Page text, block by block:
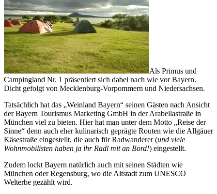
Als Primus und
Campingland Nr. 1 präsentiert sich dabei nach wie vor Bayern.
Dicht gefolgt von Mecklenburg-Vorpommern und Niedersachsen.
Tatsächlich hat das „Weinland Bayern“ seinen Gästen nach Ansicht
der Bayern Tourismus Marketing GmbH in der Arabellastraße in
München viel zu bieten. Hier hat man unter dem Motto „Reise der
Sinne“ denn auch eher kulinarisch geprägte Routen wie die Allgäuer
Käsestraße eingestellt, die auch für Radwanderer (und viele
Wohnmobilisten haben ja ihr Radl mit an Bord!) eingestellt.
Zudem lockt Bayern natürlich auch mit seinen Städten wie
München oder Regensburg, wo die Altstadt zum UNESCO
Welterbe gezählt wird.